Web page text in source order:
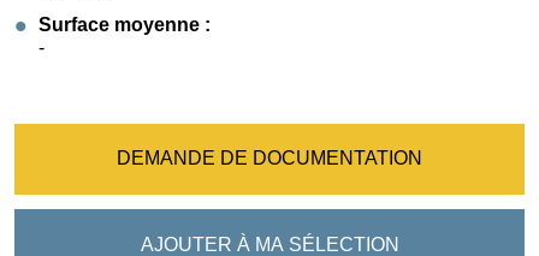
Surface moyenne :
-
DEMANDE DE DOCUMENTATION
AJOUTER À MA SÉLECTION